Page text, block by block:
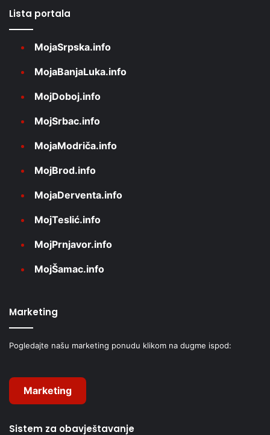
Lista portala
MojaSrpska.info
MojaBanjaLuka.info
MojDoboj.info
MojSrbac.info
MojaModriča.info
MojBrod.info
MojaDerventa.info
MojTeslić.info
MojPrnjavor.info
MojŠamac.info
Marketing
Pogledajte našu marketing ponudu klikom na dugme ispod:
Marketing
Sistem za obavještavanje